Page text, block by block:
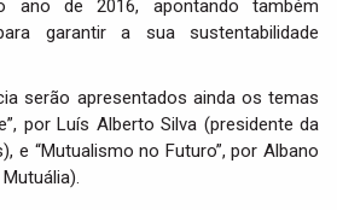
ano de 2016, apontando também
garantir a sua sustentabilidade
serão apresentados ainda os temas
por Luís Alberto Silva (presidente da
e “Mutualismo no Futuro”, por Albano